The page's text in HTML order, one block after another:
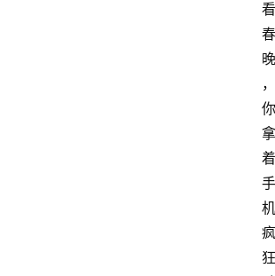
看
春
晚
，
你
拿
着
手
机
疯
狂